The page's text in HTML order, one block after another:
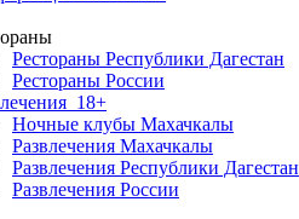
Рестораны Республики Дагестан
Рестораны России
18+
Ночные клубы Махачкалы
Развлечения Махачкалы
Развлечения Республики Дагестан
Развлечения России